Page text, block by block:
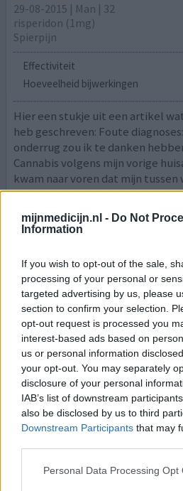
mijnmedicijn.nl - Do Not
Information
If you wish to opt-out of the sale,
processing of your personal or
targeted advertising by us, please
section to confirm your selection.
opt-out request is processed you
interest-based ads based on
us or personal information
your opt-out. You may separately
disclosure of your personal
IAB’s list of downstream
also be disclosed by us to third
Downstream Participants that may
Personal Data Processing Opt
29-08-2015 | Man | 32
risperidon (1mg)
Spierpijn
Effectiviteit
Hoeveelheid bijwerkingen
Hier een stukje uit een artikel
heb geschreven: Foute
onderrug zou ik te danken
Cannabis volgens mijn vorige
kwam naar voren dat mijn tussen
iets verschoven was. (Milde
orthopeed dat het aan het roken
Risperidon
28-07-2015 | Man | 32
risperidon (0,5mg)
Autisme
Effectiviteit
Hoeveelheid bijwerkingen
Toen ik het middel kreeg,
wel eens stemmen, ik had per
wetende dat voor mensen met
Ik heb een lange weg met